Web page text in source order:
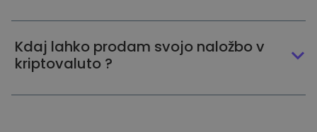
Kdaj lahko prodam svojo naložbo v
kriptovaluto ?